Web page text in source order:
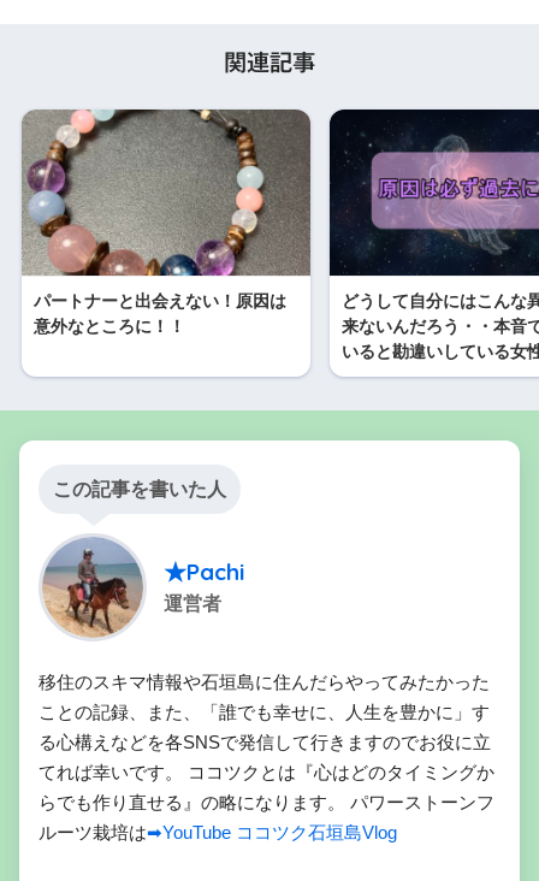
関連記事
パートナーと出会えない！原因は
意外なところに！！
どうして自分にはこんな
来ないんだろう・・本音
いると勘違いしている女
この記事を書いた人
★Pachi
運営者
移住のスキマ情報や石垣島に住んだらやってみたかった
ことの記録、また、「誰でも幸せに、人生を豊かに」す
る心構えなどを各SNSで発信して行きますのでお役に立
てれば幸いです。 ココツクとは『心はどのタイミングか
らでも作り直せる』の略になります。 パワーストーンフ
ルーツ栽培は➡YouTube ココツク石垣島Vlog